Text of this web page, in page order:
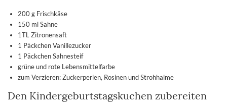
200 g Frischkäse
150 ml Sahne
1TL Zitronensaft
1 Päckchen Vanillezucker
1 Päckchen Sahnesteif
grüne und rote Lebensmittelfarbe
zum Verzieren: Zuckerperlen, Rosinen und Strohhalme
Den Kindergeburtstagskuchen zubereiten